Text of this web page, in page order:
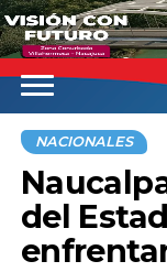
NACIONALES
del